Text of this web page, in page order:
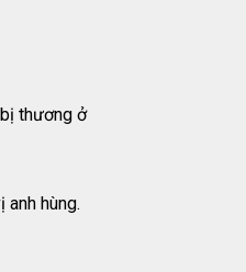
thương ở
hùng.